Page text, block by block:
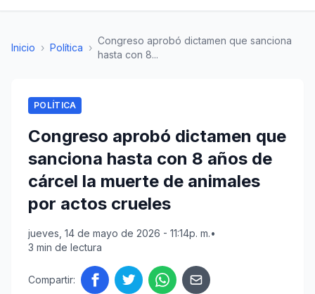
Inicio › Política ›
Congreso aprobó dictamen que sanciona
hasta con 8...
POLÍTICA
Congreso aprobó dictamen que
sanciona hasta con 8 años de
cárcel la muerte de animales
por actos crueles
jueves, 14 de mayo de 2026 - 11:14p. m.•
3 min de lectura
Compartir: